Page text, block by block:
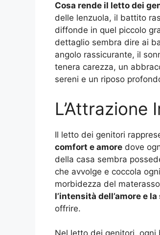
Cosa rende il letto dei
delle lenzuola, il battito
diffonde in quel piccolo
dettaglio sembra dire ai
angolo rassicurante, il
tenera carezza, un
sereni e un riposo
Il letto dei genitori
comfort e amore dove
della casa sembra
che avvolge e coccola
morbidezza del
l’intensità dell’amore e
offrire.